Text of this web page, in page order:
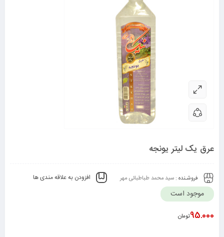
عرق یک لیتر یونجه
فروشـنده : سید محمد طباطبائی مهر افزودن به علاقه مندی ها
موجود است
95.000تومان